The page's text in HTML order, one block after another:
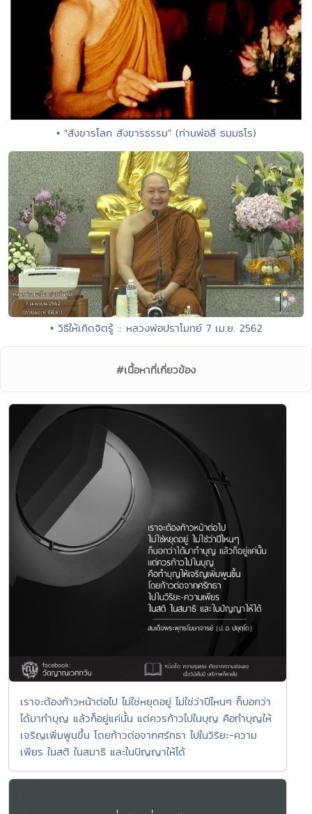
• "สังขารโลก สังขารธรรม" (ท่านพ่อลี ธมฺมธโร)
• วิธีให้เกิดจิตรู้ :: หลวงพ่อปราโมทย์ 7 เม.ย. 2562
#เนื้อหาที่เกี่ยวข้อง
เราจะต้องก้าวหน้าต่อไป ไม่ใช่หยุดอยู่ ไม่ใช่ว่าปีไหนๆ ก็บอกว่า
ได้มาทำบุญ แล้วก็อยู่แค่นั้น แต่ควรก้าวไปในบุญ คือทำบุญให้
เจริญเพิ่มพูนขึ้น โดยก้าวต่อจากศรัทธา ไปในวิริยะ-ความ
เพียร ในสติ ในสมาธิ และในปัญญาให้ได้